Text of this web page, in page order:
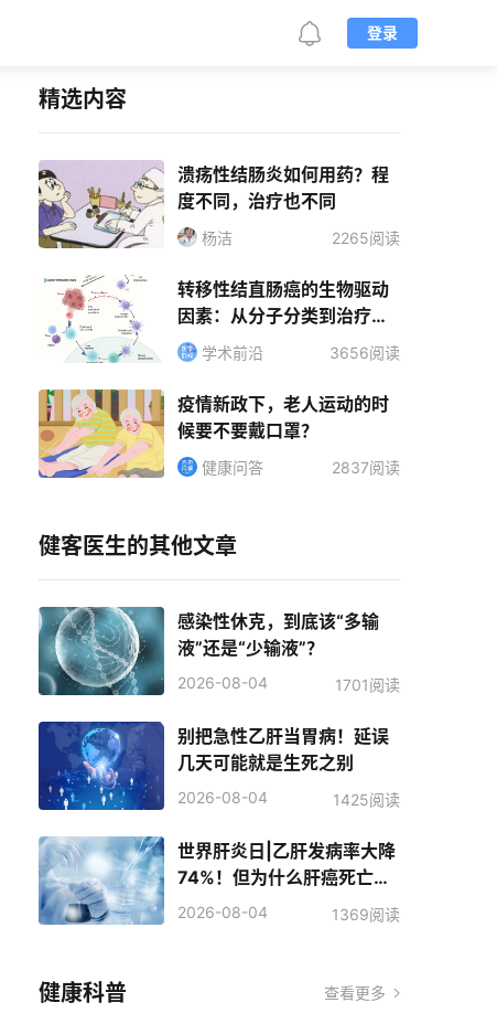
登录
精选内容
溃疡性结肠炎如何用药？程
度不同，治疗也不同
杨洁 2265阅读
转移性结直肠癌的生物驱动
因素：从分子分类到治疗干
预 学术前沿 3656阅读
疫情新政下，老人运动的时
候要不要戴口罩？
健康问答 2837阅读
健客医生的其他文章
感染性休克，到底该“多输
液”还是“少输液”？
2026-08-04 1701阅读
别把急性乙肝当胃病！延误
几天可能就是生死之别
2026-08-04 1425阅读
世界肝炎日|乙肝发病率大降
74%！但为什么肝癌死亡人
数反而增加了？
2026-08-04 1369阅读
健康科普 查看更多